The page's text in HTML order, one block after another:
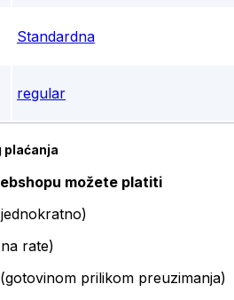
Standardna
regular
plaćanja
možete platiti
rate)
prilikom preuzimanja)